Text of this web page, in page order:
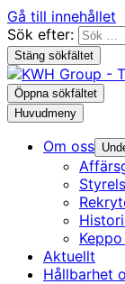
Gå till innehållet
Sök efter:
Stäng sökfältet
Öppna sökfältet
Huvudmeny
Om oss
Aktuellt
Hållbarhet